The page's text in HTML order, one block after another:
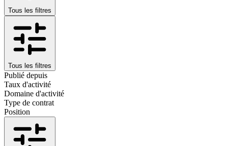
Tous les filtres
Tous les filtres
Publié depuis
Taux d'activité
Domaine d'activité
Type de contrat
Position